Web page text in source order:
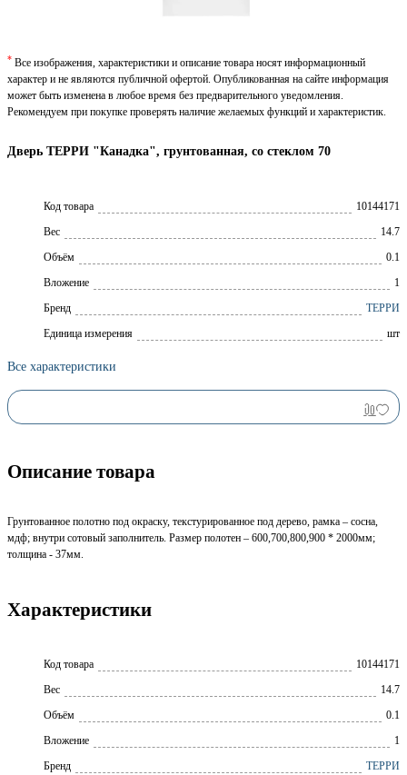
Дверь ТЕРРИ "Канадка", грунтованная, со стеклом 70
Код товара
10144171
Вес
14.7
Объём
0.1
Вложение
1
Брeнд
ТЕРРИ
Единица измерения
шт
Все характеристики
* Все изображения, характеристики и описание товара носят информационный
характер и не являются публичной офертой. Опубликованная на сайте информация
может быть изменена в любое время без предварительного уведомления.
Рекомендуем при покупке проверять наличие желаемых функций и характеристик.
Описание товара
Грунтованное полотно под окраску, текстурированное под дерево, рамка – сосна,
мдф; внутри сотовый заполнитель. Размер полотен – 600,700,800,900 * 2000мм;
толщина - 37мм.
Характеристики
Код товара
10144171
Вес
14.7
Объём
0.1
Вложение
1
Бренд
ТЕРРИ